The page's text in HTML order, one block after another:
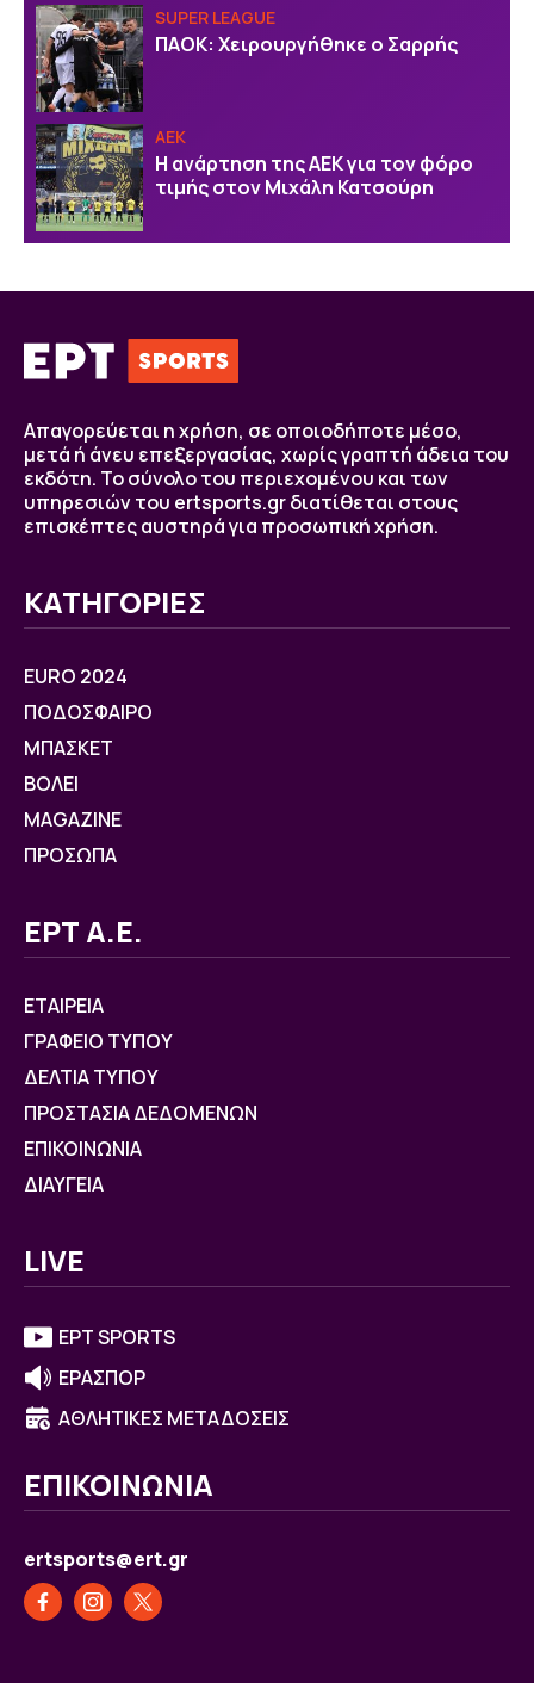
SUPER LEAGUE
ΠΑΟΚ: Χειρουργήθηκε ο Σαρρής
ΑΕΚ
Η ανάρτηση της ΑΕΚ για τον φόρο
τιμής στον Μιχάλη Κατσούρη
Απαγορεύεται η χρήση, σε οποιοδήποτε μέσο,
μετά ή άνευ επεξεργασίας, χωρίς γραπτή άδεια του
εκδότη. Το σύνολο του περιεχομένου και των
υπηρεσιών του ertsports.gr διατίθεται στους
επισκέπτες αυστηρά για προσωπική χρήση.
ΚΑΤΗΓΟΡΙΕΣ
EURO 2024
ΠΟΔΟΣΦΑΙΡΟ
ΜΠΑΣΚΕΤ
ΒOΛΕΙ
MAGAZINE
ΠΡΟΣΩΠΑ
ΕΡΤ Α.Ε.
ΕΤΑΙΡΕΙΑ
ΓΡΑΦΕΙΟ ΤΥΠΟΥ
ΔΕΛΤΙΑ ΤΥΠΟΥ
ΠΡΟΣΤΑΣΙΑ ΔΕΔΟΜΕΝΩΝ
ΕΠΙΚΟΙΝΩΝΙΑ
ΔΙΑΥΓΕΙΑ
LIVE
ΕΡΤ SPORTS
ΕΡΑΣΠΟΡ
ΑΘΛΗΤΙΚΕΣ ΜΕΤΑΔΟΣΕΙΣ
ΕΠΙΚΟΙΝΩΝΙΑ
ertsports@ert.gr